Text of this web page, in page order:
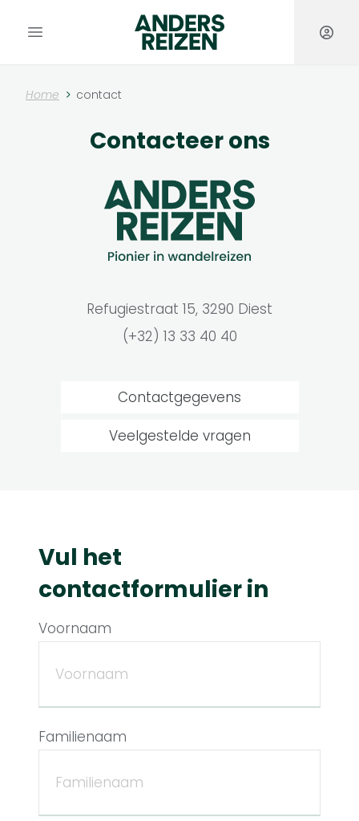
Open hoofdmenu
Anders Reizen
Home contact
Contacteer ons
Refugiestraat 15, 3290 Diest
(+32) 13 33 40 40
Contactgegevens
Veelgestelde vragen
Vul het
contactformulier in
Voornaam
Familienaam